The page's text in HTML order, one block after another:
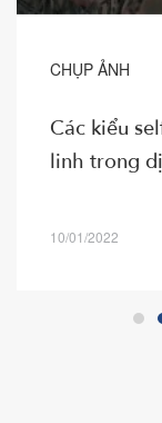
CHỤP ẢNH
Các kiểu
linh trong
10/01/2022